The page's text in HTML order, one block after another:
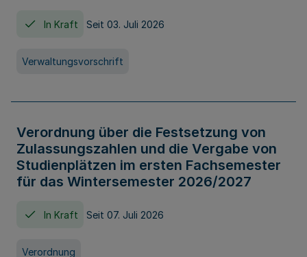
In Kraft Seit 03. Juli 2026
Verwaltungsvorschrift
Verordnung über die Festsetzung von
Zulassungszahlen und die Vergabe von
Studienplätzen im ersten Fachsemester
für das Wintersemester 2026/2027
In Kraft Seit 07. Juli 2026
Verordnung